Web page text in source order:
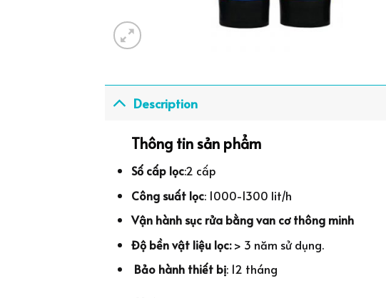
Description
Thông tin sản phẩm
Số cấp lọc:2 cấp
Công suất lọc: 1000-1300 lit/h
Vận hành sục rửa bằng van cơ thông minh
Độ bền vật liệu lọc:> 3 năm sử dụng.
Bảo hành thiết bị: 12 tháng